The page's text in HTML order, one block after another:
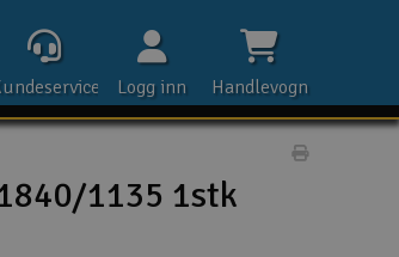
Handlevogn
Logg inn
1135 1stk